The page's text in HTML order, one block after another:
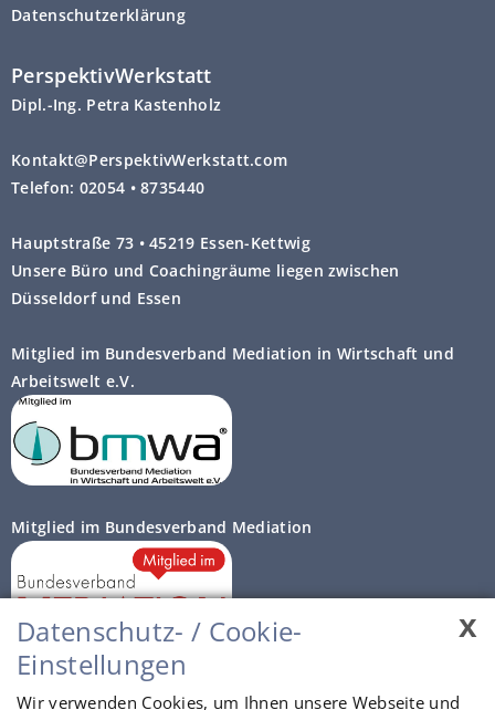
Datenschutzerklärung
PerspektivWerkstatt
Dipl.-Ing. Petra Kastenholz
Kontakt@PerspektivWerkstatt.com
Telefon: 02054 • 8735440
Hauptstraße 73 • 45219 Essen-Kettwig
Unsere Büro und Coachingräume liegen zwischen
Düsseldorf und Essen
Mitglied im Bundesverband Mediation in Wirtschaft und
Arbeitswelt e.V.
Mitglied im Bundesverband Mediation
Autorisierte Prozessberater
x
Datenschutz- / Cookie-
Einstellungen
Wir verwenden Cookies, um Ihnen unsere Webseite und